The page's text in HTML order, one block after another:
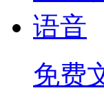
免费